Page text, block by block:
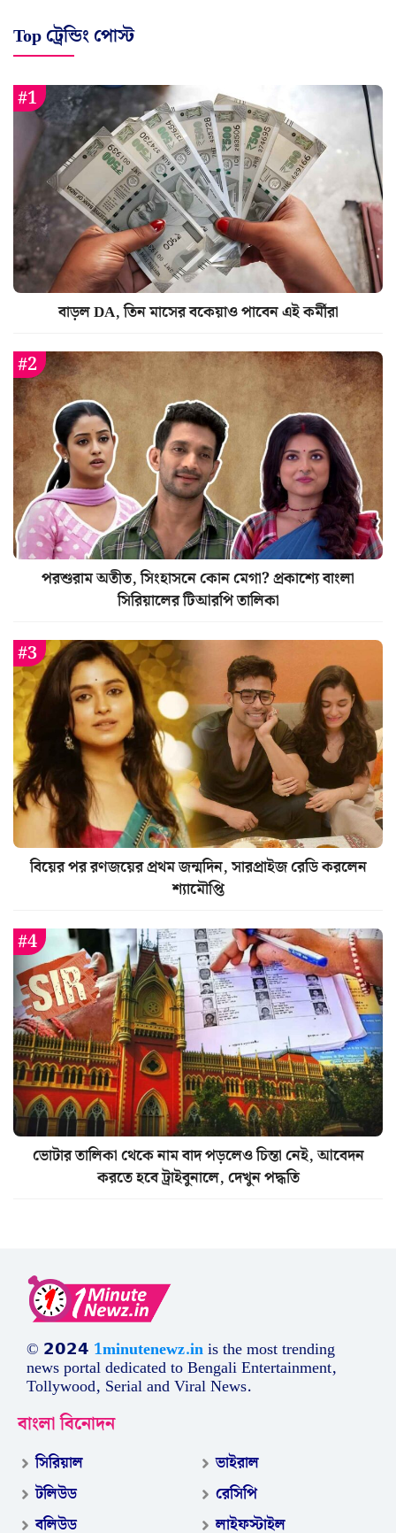
Top ট্রেন্ডিং পোস্ট
বাড়ল DA, তিন মাসের বকেয়াও পাবেন এই কর্মীরা
পরশুরাম অতীত, সিংহাসনে কোন মেগা? প্রকাশ্যে বাংলা
সিরিয়ালের টিআরপি তালিকা
বিয়ের পর রণজয়ের প্রথম জন্মদিন, সারপ্রাইজ রেডি করলেন
শ্যামৌপ্তি
ভোটার তালিকা থেকে নাম বাদ পড়লেও চিন্তা নেই, আবেদন
করতে হবে ট্রাইবুনালে, দেখুন পদ্ধতি
© 𝟮𝟬𝟮𝟰 1minutenewz.inis the most trending
news portal dedicated to Bengali Entertainment,
Tollywood, Serial and Viral News.
বাংলা বিনোদন
সিরিয়াল
টলিউড
বলিউড
ভাইরাল
রেসিপি
লাইফস্টাইল